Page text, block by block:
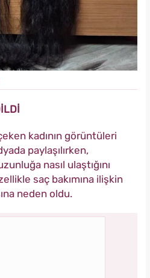
kadının görüntüleri
paylaşılırken,
nasıl ulaştığını
saç bakımına ilişkin
neden oldu.